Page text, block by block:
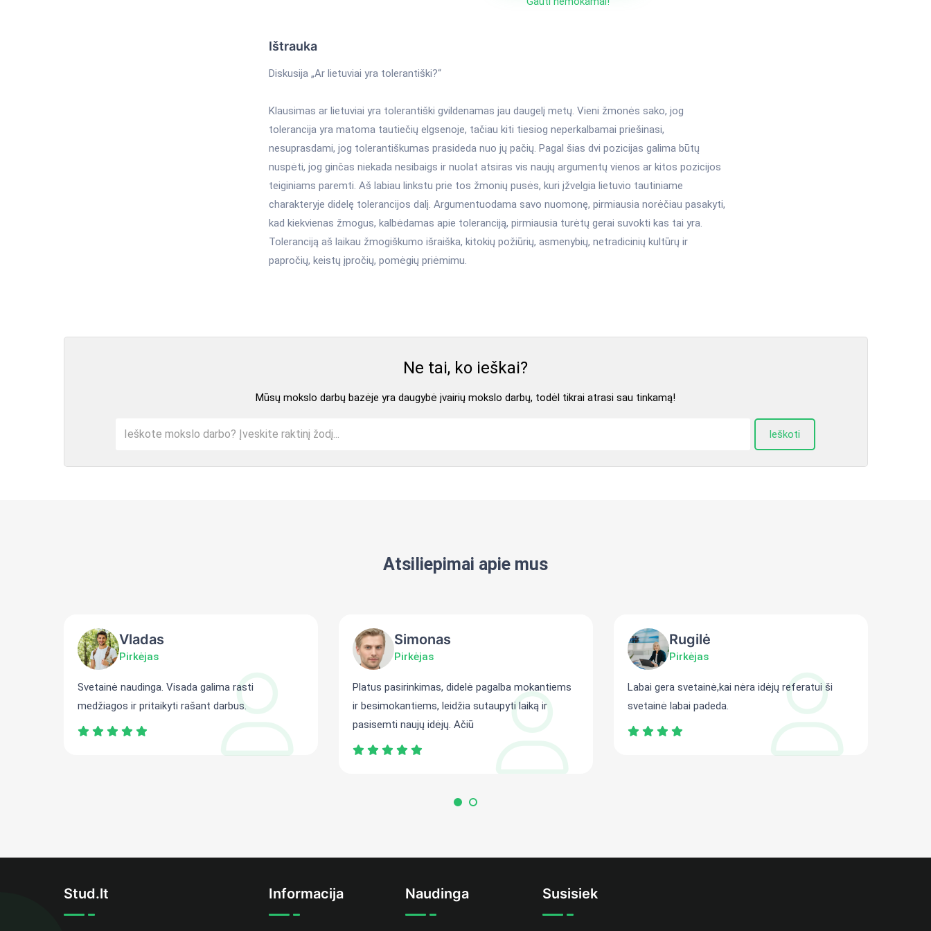
Ištrauka
Diskusija „Ar lietuviai yra tolerantiški?“
Klausimas ar lietuviai yra tolerantiški gvildenamas jau daugelį metų. Vieni žmonės sako, jog
tolerancija yra matoma tautiečių elgsenoje, tačiau kiti tiesiog neperkalbamai priešinasi,
nesuprasdami, jog tolerantiškumas prasideda nuo jų pačių. Pagal šias dvi pozicijas galima būtų
nuspėti, jog ginčas niekada nesibaigs ir nuolat atsiras vis naujų argumentų vienos ar kitos pozicijos
teiginiams paremti. Aš labiau linkstu prie tos žmonių pusės, kuri įžvelgia lietuvio tautiniame
charakteryje didelę tolerancijos dalį. Argumentuodama savo nuomonę, pirmiausia norėčiau pasakyti,
kad kiekvienas žmogus, kalbėdamas apie toleranciją, pirmiausia turėtų gerai suvokti kas tai yra.
Toleranciją aš laikau žmogiškumo išraiška, kitokių požiūrių, asmenybių, netradicinių kultūrų ir
papročių, keistų įpročių, pomėgių priėmimu.
Ne tai, ko ieškai?
Mūsų mokslo darbų bazėje yra daugybė įvairių mokslo darbų, todėl tikrai atrasi sau tinkamą!
Ieškoti
Atsiliepimai apie mus
Vladas
Pirkėjas
Svetainė naudinga. Visada galima rasti
medžiagos ir pritaikyti rašant darbus.
Simonas
Pirkėjas
Platus pasirinkimas, didelė pagalba mokantiems
ir besimokantiems, leidžia sutaupyti laiką ir
pasisemti naujų idėjų. Ačiū
Rugilė
Pirkėjas
Labai gera svetainė,kai nėra idėjų referatui ši
svetainė labai padeda.
Stud.lt Informacija Naudinga Susisiek